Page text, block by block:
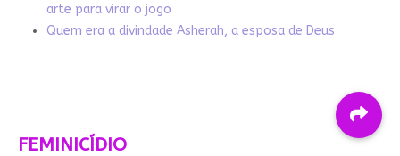
arte para virar o jogo
Quem era a divindade Asherah, a esposa de Deus
FEMINICÍDIO